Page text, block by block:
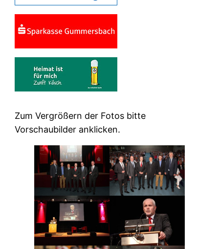
Zum Vergrößern der Fotos bitte
Vorschaubilder anklicken.